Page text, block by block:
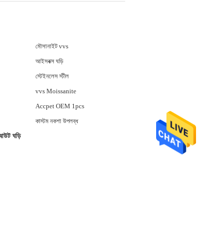
মৌসানাইট vvs
আইসবক্স ঘড়ি
স্টেইনলেস স্টীল
vvs Moissanite
Accpet OEM 1pcs
কাস্টম নকশা উপলব্ধ
ঘড়ি